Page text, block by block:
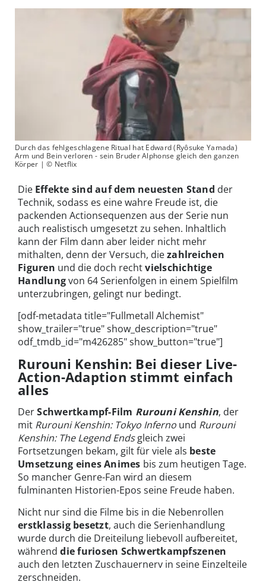
Durch das fehlgeschlagene Ritual hat Edward (Ryôsuke Yamada)
Arm und Bein verloren - sein Bruder Alphonse gleich den ganzen
Körper | © Netflix
Die Effekte sind auf dem neuesten Stand der
Technik, sodass es eine wahre Freude ist, die
packenden Actionsequenzen aus der Serie nun
auch realistisch umgesetzt zu sehen. Inhaltlich
kann der Film dann aber leider nicht mehr
mithalten, denn der Versuch, diezahlreichen
Figuren und die doch rechtvielschichtige
Handlungvon 64 Serienfolgen in einem Spielfilm
unterzubringen, gelingt nur bedingt.
[odf-metadata title="Fullmetall Alchemist"
show_trailer="true" show_description="true"
odf_tmdb_id="m426285" show_button="true"]
Rurouni Kenshin: Bei dieser Live-
Action-Adaption stimmt einfach
alles
DerSchwertkampf-Film Rurouni Kenshin, der
mit Rurouni Kenshin: Tokyo Inferno und Rurouni
Kenshin: The Legend Endsgleich zwei
Fortsetzungen bekam, gilt für viele als beste
Umsetzung eines Animes bis zum heutigen Tage.
So mancher Genre-Fan wird an diesem
fulminanten Historien-Epos seine Freude haben.
Nicht nur sind die Filme bis in die Nebenrollen
erstklassig besetzt, auch die Serienhandlung
wurde durch die Dreiteilung liebevoll aufbereitet,
während die furiosen Schwertkampfszenen
auch den letzten Zuschauernerv in seine Einzelteile
zerschneiden.